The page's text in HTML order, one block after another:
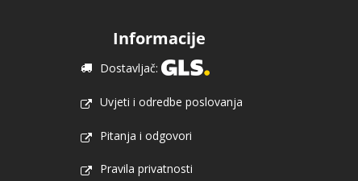
Informacije
Dostavljač:
Uvjeti i odredbe poslovanja
Pitanja i odgovori
Pravila privatnosti